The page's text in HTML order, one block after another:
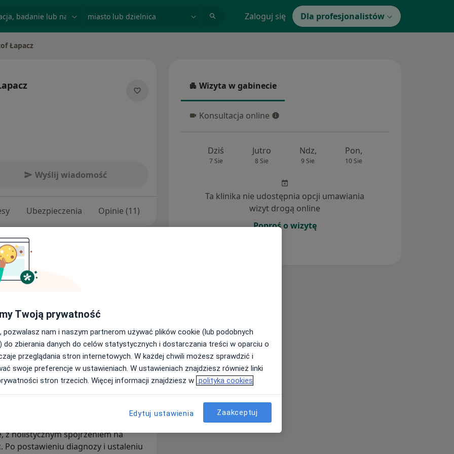
Zaloguj się Dla profesjonalistów
Łapacz
Wyślij wiadomość
Ubezpieczenia Opinie (11)
Medycznego im. Piastów
oraz stomatologią
wykonywał głównie zabiegi
plastyka wędzidełek
Od pierwszego roku studiów dr
Uczestniczył w
Studentów
a następnie Prezydentem
jak i dziećmi. Na co dzień
by zabiegi wykonywać jak
zęby stałe, jak i zęby mleczne.
dr Krzysztofa, dzięki czemu
doświadczenie podejmując się
dokładny,
z holistycznym spojrzeniem na
Po postawieniu diagnozy i ustaleniu
Wizyta w gabinecie
Wizyta w gabinecie
Konsultacja online
Konsultacja online
Dziś
7 Sie
Jutro
8 Sie
Ndz,
9 Sie
Pon,
10 Sie
Ta klinika nie udostępnia opcji umawiania
wizyt drogą online
Poproś o wizytę
Twoją prywatność
pozwalasz nam i naszym partnerom używać plików cookie (lub podobnych
do zbierania danych do celów statystycznych i dostarczania treści w oparciu o
przeglądania stron internetowych. W każdej chwili możesz sprawdzić i
swoje preferencje w ustawieniach. W ustawieniach znajdziesz również linki
stron trzecich. Więcej informacji znajdziesz w polityka cookies
Edytuj ustawienia Zaakceptuj